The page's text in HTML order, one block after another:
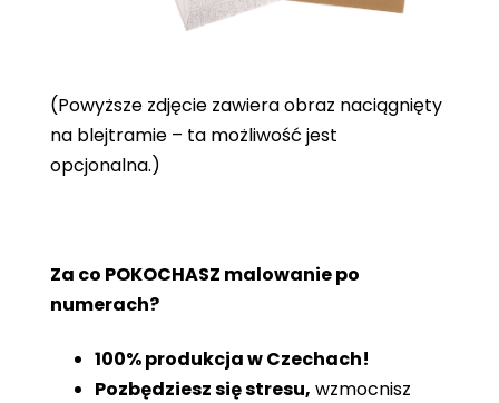
(Powyższe zdjęcie zawiera obraz naciągnięty
na blejtramie – ta możliwość jest
opcjonalna.)
Za co POKOCHASZ malowanie po
numerach?
100% produkcja w Czechach!
Pozbędziesz się stresu, wzmocnisz